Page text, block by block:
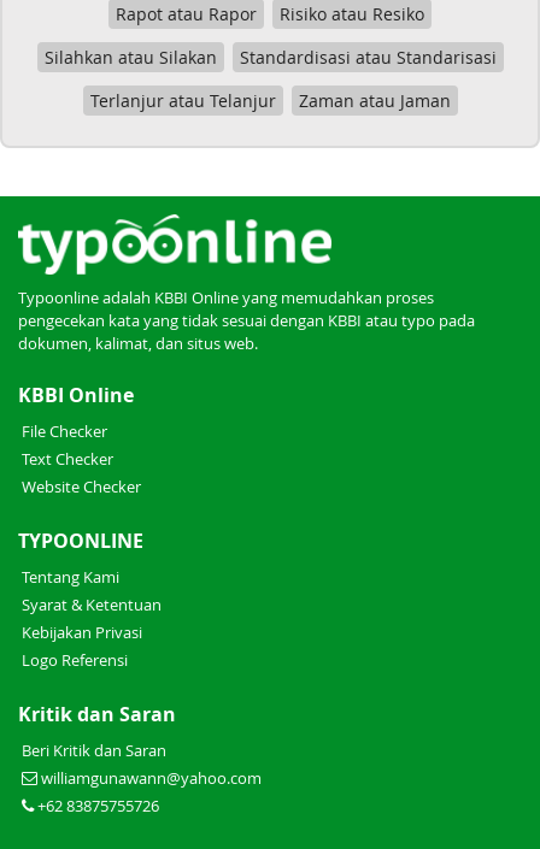
Rapot atau Rapor
Risiko atau Resiko
Silahkan atau Silakan
Standardisasi atau Standarisasi
Terlanjur atau Telanjur
Zaman atau Jaman
Typoonline adalah KBBI Online yang memudahkan proses
pengecekan kata yang tidak sesuai dengan KBBI atau typo pada
dokumen, kalimat, dan situs web.
KBBI Online
File Checker
Text Checker
Website Checker
TYPOONLINE
Tentang Kami
Syarat & Ketentuan
Kebijakan Privasi
Logo Referensi
Kritik dan Saran
Beri Kritik dan Saran
williamgunawann@yahoo.com
+62 83875755726